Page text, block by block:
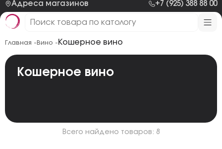
Адреса магазинов +7 (925) 388 88 00
Главная - Вино - Кошерное вино
Кошерное вино
Всего найдено товаров: 8